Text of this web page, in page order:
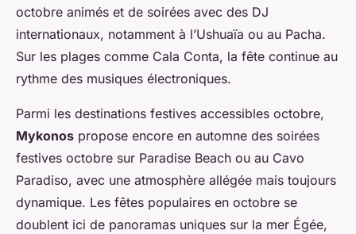
octobre animés et de soirées avec des DJ
internationaux, notamment à l’Ushuaïa ou au Pacha.
Sur les plages comme Cala Conta, la fête continue au
rythme des musiques électroniques.
Parmi les destinations festives accessibles octobre,
Mykonos propose encore en automne des soirées
festives octobre sur Paradise Beach ou au Cavo
Paradiso, avec une atmosphère allégée mais toujours
dynamique. Les fêtes populaires en octobre se
doublent ici de panoramas uniques sur la mer Égée,